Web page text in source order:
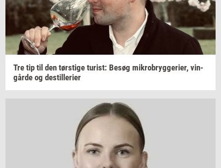
Tre tip til den tørsti­ge turist: Besøg mi­kro­bryg­ge­ri­er, vin­
går­de og destil­le­ri­er